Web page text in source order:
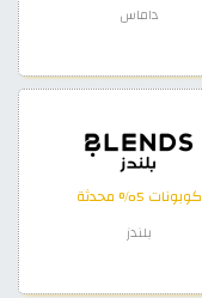
داماس
كوبونات 5% محدثة
بلندز